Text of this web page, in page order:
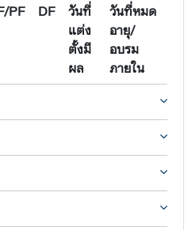
PF DF
วันที่
แต่ง
ตั้งมี
ผล
วันที่หมด
อายุ/
อบรม
ภายใน